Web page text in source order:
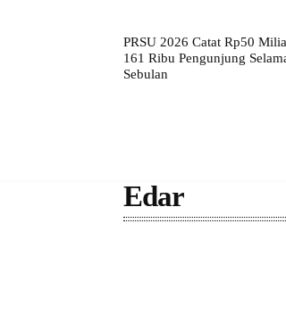
PRSU 2026 Catat Rp50
161 Ribu Pengunjung
Sebulan
Edar